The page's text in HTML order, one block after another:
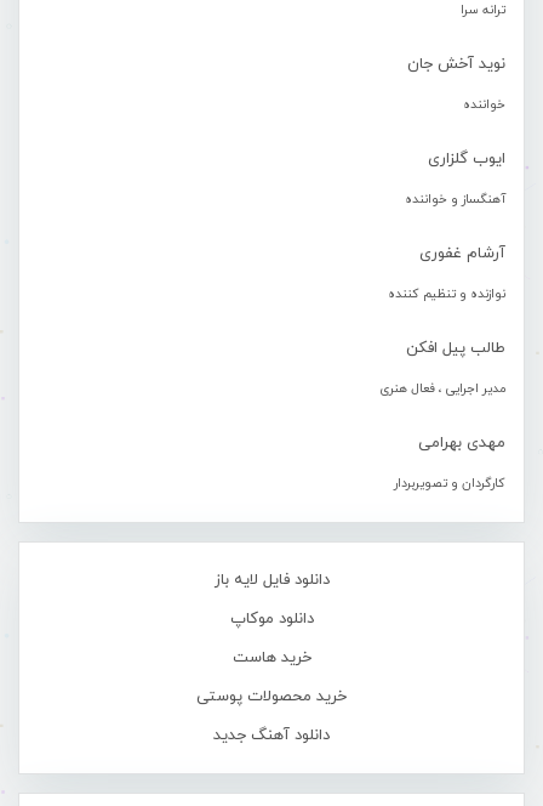
ترانه سرا
نوید آخش جان
خواننده
ایوب گلزاری
آهنگساز و خواننده
آرشام غفوری
نوازنده و تنظیم کننده
طالب پیل افکن
مدیر اجرایی ، فعال هنری
مهدی بهرامی
کارگردان و تصویربردار
دانلود فایل لایه باز
دانلود موکاپ
خرید هاست
خرید محصولات پوستی
دانلود آهنگ جدید